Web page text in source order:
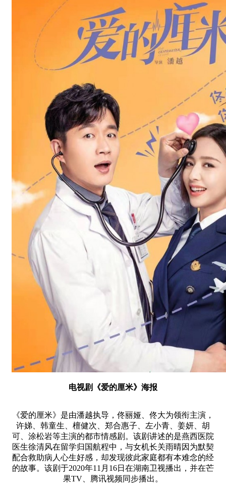
电视剧《爱的厘米》海报
《爱的厘米》是由潘越执导，佟丽娅、佟大为领衔主演，
许娣、韩童生、檀健次、郑合惠子、左小青、姜妍、胡
可、涂松岩等主演的都市情感剧。该剧讲述的是燕西医院
医生徐清风在留学归国航程中，与女机长关雨晴因为默契
配合救助病人心生好感，却发现彼此家庭都有本难念的经
的故事。该剧于2020年11月16日在湖南卫视播出，并在芒
果TV、腾讯视频同步播出。